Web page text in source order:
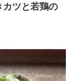
カツと若鶏の